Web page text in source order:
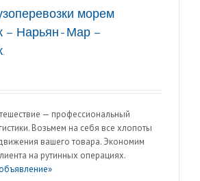
морем
– Нарьян-Мар –
— профессиональный
Возьмем на себя все хлопоты
вашего товара. Экономим
на рутинных операциях.